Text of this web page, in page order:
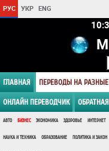
РУС УКР ENG
10
ГЛАВНАЯ ПЕРЕВОДЫ НА
ОНЛАЙН ПЕРЕВОДЧИК
АВТО БИЗНЕС ЭКОНОМИКА ЗДОРОВЬЕ ИНТЕРНЕТ
НАУКА И ТЕХНИКА ОБРАЗОВАНИЕ ПОЛИТИКА И ЗАКОН